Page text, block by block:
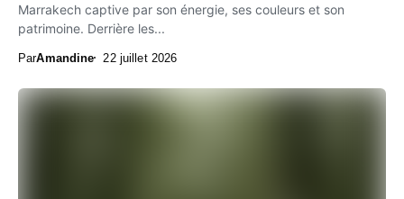
Marrakech captive par son énergie, ses couleurs et son
patrimoine. Derrière les...
ParAmandine 22 juillet 2026